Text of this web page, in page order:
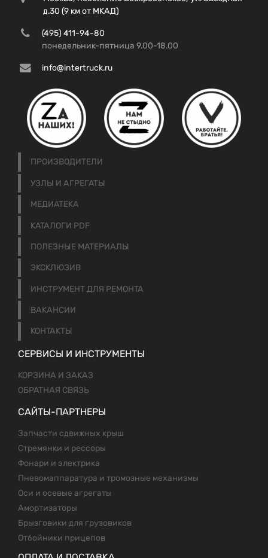
д.30 (9 км от МКАД)
(495) 411-94-80
понедельник-пятница 9.00-18.00
info@intertruck.ru
ПРОИЗВОДИТЕЛИ
УЗЛЫ И АГРЕГАТЫ
МЕДИАТЕКА
КАТАЛОГИ PDF
ПОЛЕЗНЫЕ МАТЕРИАЛЫ
ЭКСКЛЮЗИВ
ИНСТРУМЕНТ ДЛЯ РЕМОНТА
ВАКАНСИИ
КОНТАКТЫ
СЕРВИСЫ И ИНСТРУМЕНТЫ
КОРЗИНА И ЗАКАЗ
ОБРАТНАЯ СВЯЗЬ
САЙТЫ-ПАРТНЕРЫ
Запчасти сдвижных крыш
Стремянки и рессоры
Фонари и электрика
Пневомаппаратура и тромозные механизмы
Оси и осевые агрегаты
Амортизаторы
Брызговики для грузовиков
Отбойники прицепов